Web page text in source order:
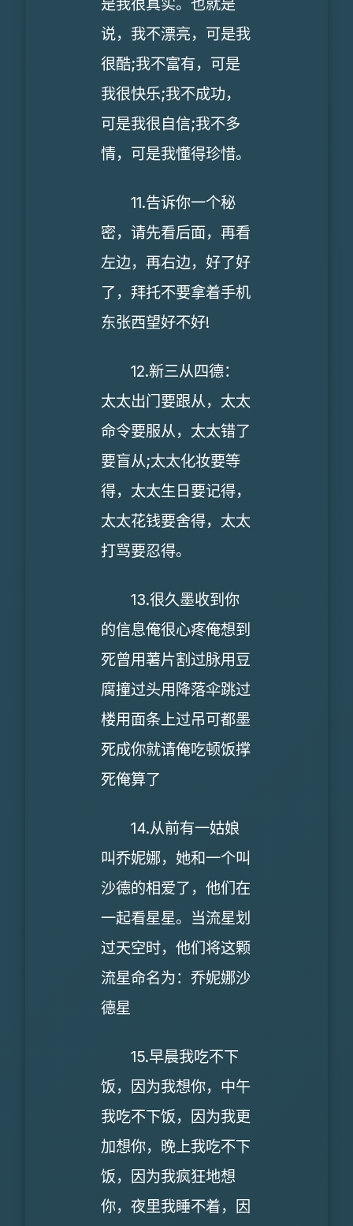
是我很真实。也就是
说，我不漂亮，可是我
很酷;我不富有，可是
我很快乐;我不成功，
可是我很自信;我不多
情，可是我懂得珍惜。
11.告诉你一个秘
密，请先看后面，再看
左边，再右边，好了好
了，拜托不要拿着手机
东张西望好不好!
12.新三从四德：
太太出门要跟从，太太
命令要服从，太太错了
要盲从;太太化妆要等
得，太太生日要记得，
太太花钱要舍得，太太
打骂要忍得。
13.很久墨收到你
的信息俺很心疼俺想到
死曾用薯片割过脉用豆
腐撞过头用降落伞跳过
楼用面条上过吊可都墨
死成你就请俺吃顿饭撑
死俺算了
14.从前有一姑娘
叫乔妮娜，她和一个叫
沙德的相爱了，他们在
一起看星星。当流星划
过天空时，他们将这颗
流星命名为：乔妮娜沙
德星
15.早晨我吃不下
饭，因为我想你，中午
我吃不下饭，因为我更
加想你，晚上我吃不下
饭，因为我疯狂地想
你，夜里我睡不着，因